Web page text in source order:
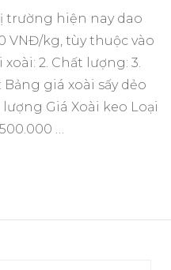
trường hiện nay dao
VNĐ/kg, tùy thuộc vào
xoài: 2. Chất lượng: 3.
giá xoài sấy dẻo
Giá Xoài keo Loại
…